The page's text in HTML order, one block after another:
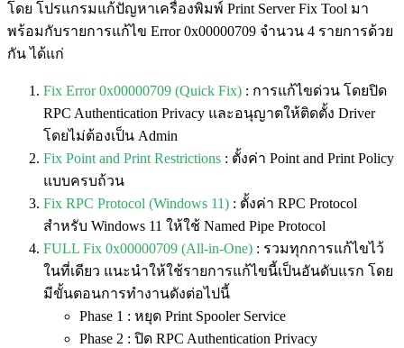
โดย โปรแกรมแก้ปัญหาเครื่องพิมพ์ Print Server Fix Tool มา
พร้อมกับรายการแก้ไข Error 0x00000709 จำนวน 4 รายการด้วย
กัน ได้แก่
Fix Error 0x00000709 (Quick Fix) : การแก้ไขด่วน โดยปิด
RPC Authentication Privacy และอนุญาตให้ติดตั้ง Driver
โดยไม่ต้องเป็น Admin
Fix Point and Print Restrictions : ตั้งค่า Point and Print Policy
แบบครบถ้วน
Fix RPC Protocol (Windows 11) : ตั้งค่า RPC Protocol
สำหรับ Windows 11 ให้ใช้ Named Pipe Protocol
FULL Fix 0x00000709 (All-in-One) : รวมทุกการแก้ไขไว้
ในที่เดียว แนะนำให้ใช้รายการแก้ไขนี้เป็นอันดับแรก โดย
มีขั้นตอนการทำงานดังต่อไปนี้
Phase 1 : หยุด Print Spooler Service
Phase 2 : ปิด RPC Authentication Privacy